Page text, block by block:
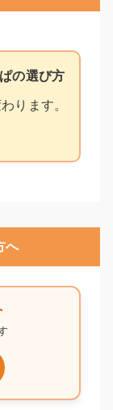
の選び方
ります。
へ